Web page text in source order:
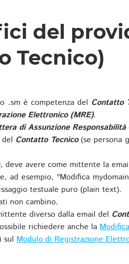
del
Tecnico)
.sm è competenza del Contatto
Elettronico (MRE).
di Assunzione Responsabilità
Contatto Tecnico(se persona
, deve avere come mittente la
esempio, "Modifica
testuale puro (plain text).
non cambino.
diverso dalla email del
richiedere anche la
sul Modulo di Registrazione